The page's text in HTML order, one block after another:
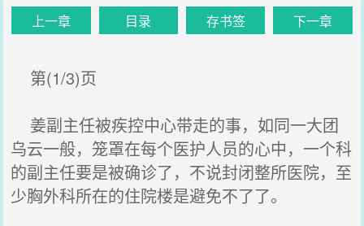
上一章 目录 存书签 下一章
第(1/3)页
姜副主任被疾控中心带走的事，如同一大团
乌云一般，笼罩在每个医护人员的心中，一个科
的副主任要是被确诊了，不说封闭整所医院，至
少胸外科所在的住院楼是避免不了了。